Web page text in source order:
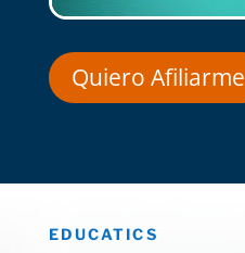
Quiero Afiliarme
EDUCATICS